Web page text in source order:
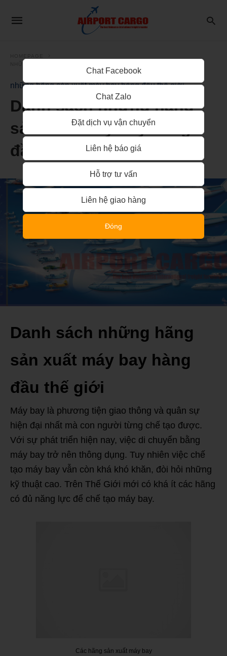
những hãng sản xuất máy bay hàng đầu thế giới
Danh sách những hãng
sản xuất máy bay hàng
đầu thế giới
Danh sách những hãng
sản xuất máy bay hàng
đầu thế giới
Máy bay là phương tiện giao thông và quân sự
hiện đại nhất mà con người từng chế tạo được.
Với sự phát triển hiện nay, việc di chuyển bằng
máy bay trở nên thông dụng. Tuy nhiên việc chế
tạo máy bay vẫn còn khá khó khăn, đòi hỏi những
kỹ thuật cao. Trên Thế Giới mới có khá ít các hãng
có đủ năng lực để chế tạo máy bay.
Các hãng sản xuất máy bay
Chat Facebook
Chat Zalo
Đặt dịch vụ vận chuyển
Liên hệ báo giá
Hỗ trợ tư vấn
Liên hệ giao hàng
Đóng